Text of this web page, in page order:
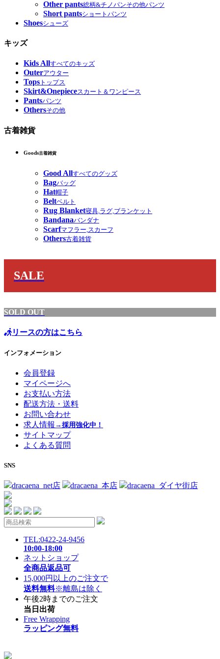
Other pants総柄&チノパンその他パンツ
Short pantsショートパンツ
Shoesシューズ
キッズ
Kids Allすべてのキッズ
Outerアウター
Tops トップス
Skirt&Onepieceスカート＆ワンピース
Pantsパンツ
Othersその他
古着雑貨
Goods古着雑貨
Good Allすべてのグッズ
Bagバッグ
Hat帽子
Beltベルト
Rug Blanket寝具,ラグ,ブランケット
Bandanaバンダナ
Scarfマフラー,スカーフ
Others古着雑貨
SALE
SOLD OUT
リースの方はこちら
インフォメーション
会員登録
マイページへ
お支払い方法
配送方法・送料
お問い合わせ
求人情報 →採用強化中！
サイトマップ
よくある質問
SNS
dracaena_net店 dracaena_本店 dracaena_ダイヤ街店
TEL:0422-24-9456
10:00-18:00
ネットショップ
全商品返品可
15,000円以上のご注文で
送料無料※離島は除く
午後2時までのご注文
当日出荷
Free Wrapping
ラッピング無料